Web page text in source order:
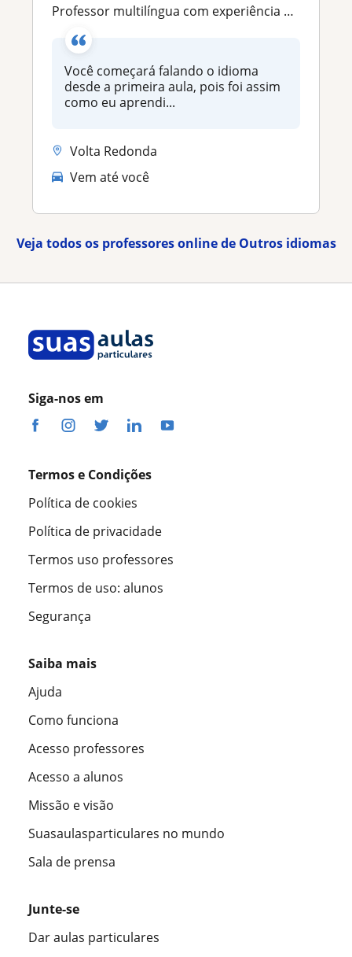
Professor multilíngua com experiência on-line e presencial
Você começará falando o idioma
desde a primeira aula, pois foi assim
como eu aprendi...
Volta Redonda
Vem até você
Veja todos os professores online de Outros idiomas
Siga-nos em
Termos e Condições
Política de cookies
Política de privacidade
Termos uso professores
Termos de uso: alunos
Segurança
Saiba mais
Ajuda
Como funciona
Acesso professores
Acesso a alunos
Missão e visão
Suasaulasparticulares no mundo
Sala de prensa
Junte-se
Dar aulas particulares